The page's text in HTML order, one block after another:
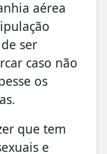
aérea
ser
caso não
os
que tem
e